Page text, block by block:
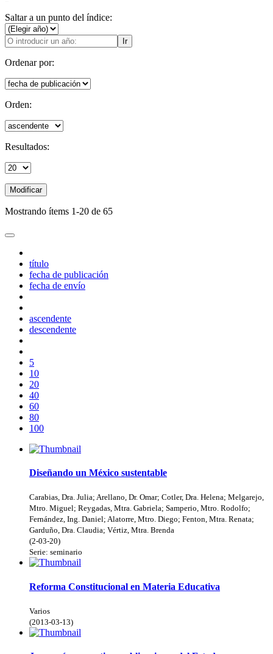
Saltar a un punto del índice:
Ir
Ordenar por:
Orden:
Resultados:
Modificar
Mostrando ítems 1-20 de 65
título
fecha de publicación
fecha de envío
ascendente
descendente
5
10
20
40
60
80
100
Diseñando un México sustentable
Carabias, Dra. Julia; Arellano, Dr. Omar; Cotler, Dra. Helena; Melgarejo,
Mtro. Miguel; Reygadas, Mtra. Gabriela; Samperio, Mtro. Rodolfo;
Fernández, Ing. Daniel; Alatorre, Mtro. Diego; Fenton, Mtra. Renata;
Garduño, Dra. Claudia; Vértiz, Mtra. Brenda
(2-03-20)
Serie: seminario
Reforma Constitucional en Materia Educativa
Varios
(2013-03-13)